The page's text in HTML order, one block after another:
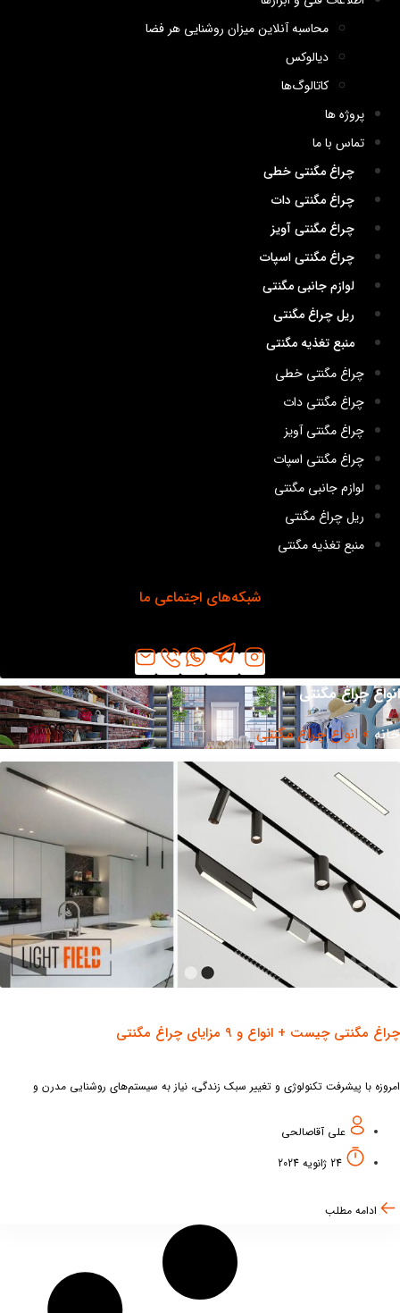
محاسبه آنلاین میزان روشنایی هر فضا
دیالوکس
کاتالوگ‌ها
پروژه ها
تماس با ما
چراغ مگنتی خطی
چراغ مگنتی دات
چراغ مگنتی آویز
چراغ مگنتی اسپات
لوازم جانبی مگنتی
ریل چراغ مگنتی
منبع تغذیه مگنتی
چراغ مگنتی خطی
چراغ مگنتی دات
چراغ مگنتی آویز
چراغ مگنتی اسپات
لوازم جانبی مگنتی
ریل چراغ مگنتی
منبع تغذیه مگنتی
شبکه‌های اجتماعی ما
چراغ مگنتی
»انواع چراغ مگنتی
مگنتی چیست + انواع و 9 مزایای چراغ مگنتی
با پیشرفت تکنولوژی و تغییر سبک زندگی، نیاز به سیستم‌های روشنایی مدرن و
علی آقاصالحی
24 ژانویه 2024
ادامه مطلب